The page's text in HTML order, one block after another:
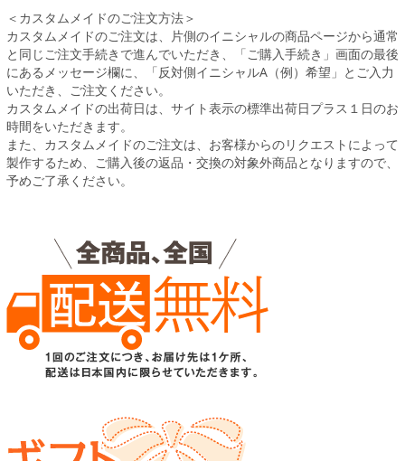
＜カスタムメイドのご注文方法＞
カスタムメイドのご注文は、片側のイニシャルの商品ページから通常
と同じご注文手続きで進んでいただき、「ご購入手続き」画面の最後
にあるメッセージ欄に、「反対側イニシャルA（例）希望」とご入力
いただき、ご注文ください。
カスタムメイドの出荷日は、サイト表示の標準出荷日プラス１日のお
時間をいただきます。
また、カスタムメイドのご注文は、お客様からのリクエストによって
製作するため、ご購入後の返品・交換の対象外商品となりますので、
予めご了承ください。